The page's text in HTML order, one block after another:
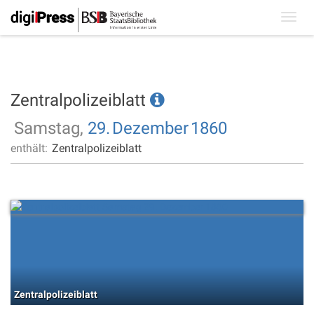
Zentralpolizeiblatt
Samstag, 29. Dezember1860
enthält: Zentralpolizeiblatt
Zentralpolizeiblatt